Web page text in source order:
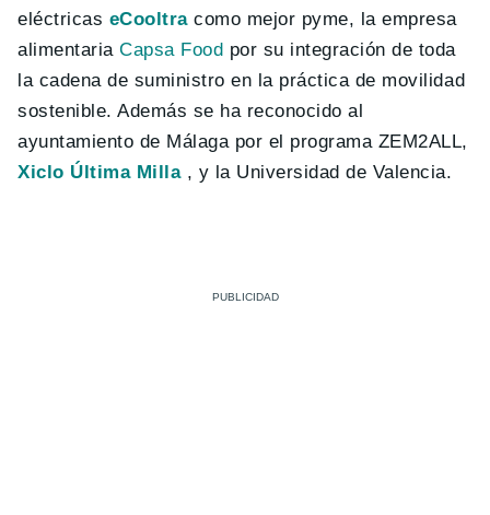
eléctricas eCooltracomo mejor pyme, la empresa
alimentariaCapsa Food por su integración de toda
la cadena de suministro en la práctica de movilidad
sostenible. Además se ha reconocido al
ayuntamiento de Málaga por el programa ZEM2ALL,
Xiclo Última Milla, y la Universidad de Valencia.